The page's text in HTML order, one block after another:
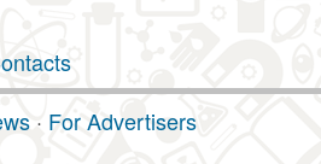
· For Advertisers